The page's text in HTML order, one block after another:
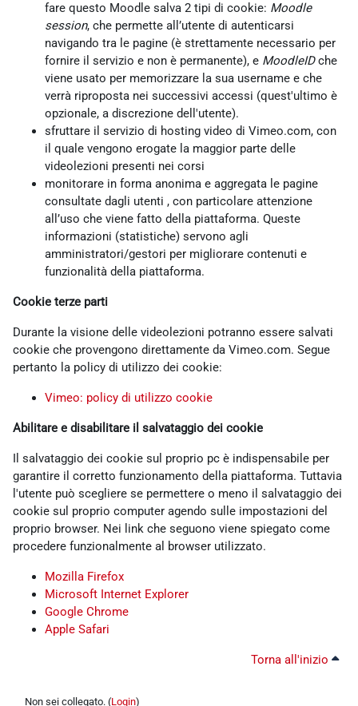
fare questo Moodle salva 2 tipi di cookie: Moodle
session, che permette all’utente di autenticarsi
navigando tra le pagine (è strettamente necessario per
fornire il servizio e non è permanente), e MoodleIDche
viene usato per memorizzare la sua username e che
verrà riproposta nei successivi accessi (quest'ultimo è
opzionale, a discrezione dell'utente).
sfruttare il servizio di hosting video di Vimeo.com, con
il quale vengono erogate la maggior parte delle
videolezioni presenti nei corsi
monitorare in forma anonima e aggregata le pagine
consultate dagli utenti , con particolare attenzione
all’uso che viene fatto della piattaforma. Queste
informazioni (statistiche) servono agli
amministratori/gestori per migliorare contenuti e
funzionalità della piattaforma.
Cookie terze parti
Durante la visione delle videolezioni potranno essere salvati
cookie che provengono direttamente da Vimeo.com. Segue
pertanto la policy di utilizzo dei cookie:
Vimeo: policy di utilizzo cookie
Abilitare e disabilitare il salvataggio dei cookie
Il salvataggio dei cookie sul proprio pc è indispensabile per
garantire il corretto funzionamento della piattaforma. Tuttavia
l'utente può scegliere se permettere o meno il salvataggio dei
cookie sul proprio computer agendo sulle impostazioni del
proprio browser. Nei link che seguono viene spiegato come
procedere funzionalmente al browser utilizzato.
Mozilla Firefox
Microsoft Internet Explorer
Google Chrome
Apple Safari
Torna all'inizio
Non sei collegato. (Login)